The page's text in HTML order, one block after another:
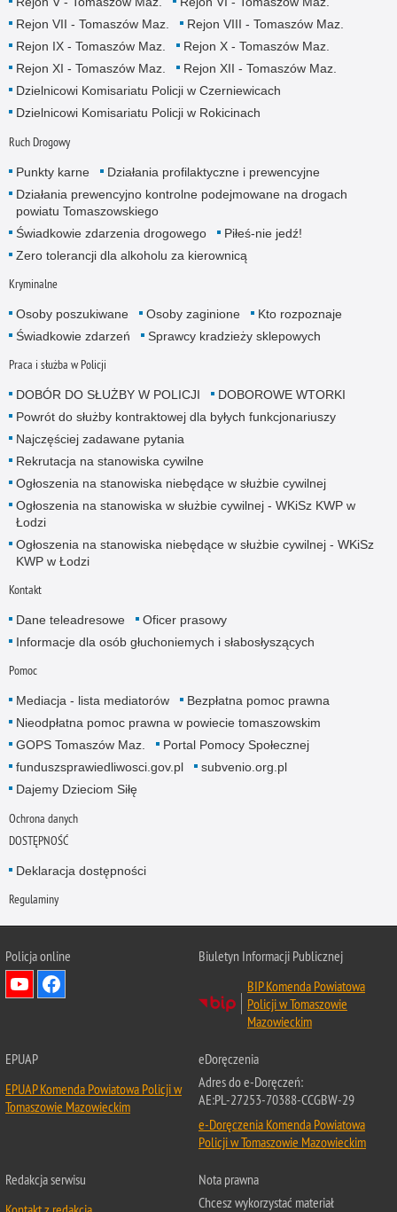
Rejon VII - Tomaszów Maz.
Rejon VIII - Tomaszów Maz.
Rejon IX - Tomaszów Maz.
Rejon X - Tomaszów Maz.
Rejon XI - Tomaszów Maz.
Rejon XII - Tomaszów Maz.
Dzielnicowi Komisariatu Policji w Czerniewicach
Dzielnicowi Komisariatu Policji w Rokicinach
Ruch Drogowy
Punkty karne
Działania profilaktyczne i prewencyjne
Działania prewencyjno kontrolne podejmowane na drogach
powiatu Tomaszowskiego
Świadkowie zdarzenia drogowego
Piłeś-nie jedź!
Zero tolerancji dla alkoholu za kierownicą
Kryminalne
Osoby poszukiwane Osoby zaginione
Kto rozpoznaje
Świadkowie zdarzeń
Sprawcy kradzieży sklepowych
Praca i służba w Policji
DOBÓR DO SŁUŻBY W POLICJI
DOBOROWE WTORKI
Powrót do służby kontraktowej dla byłych funkcjonariuszy
Najczęściej zadawane pytania
Rekrutacja na stanowiska cywilne
Ogłoszenia na stanowiska niebędące w służbie cywilnej
Ogłoszenia na stanowiska w służbie cywilnej - WKiSz KWP w
Łodzi
Ogłoszenia na stanowiska niebędące w służbie cywilnej - WKiSz
KWP w Łodzi
Kontakt
Dane teleadresowe
Oficer prasowy
Informacje dla osób głuchoniemych i słabosłyszących
Pomoc
Mediacja - lista mediatorów
Bezpłatna pomoc prawna
Nieodpłatna pomoc prawna w powiecie tomaszowskim
GOPS Tomaszów Maz.
Portal Pomocy Społecznej
funduszsprawiedliwosci.gov.pl
subvenio.org.pl
Dajemy Dzieciom Siłę
Ochrona danych
DOSTĘPNOŚĆ
Deklaracja dostępności
Regulaminy
Policja online
Biuletyn Informacji Publicznej
BIP Komenda Powiatowa
Policji w Tomaszowie
Mazowieckim
EPUAP
EPUAP Komenda Powiatowa Policji w
Tomaszowie Mazowieckim
eDoręczenia
Adres do e-Doręczeń:
AE:PL-27253-70388-CCGBW-29
e-Doręczenia Komenda Powiatowa
Policji w Tomaszowie Mazowieckim
Redakcja serwisu
Nota prawna
Chcesz wykorzystać materiał